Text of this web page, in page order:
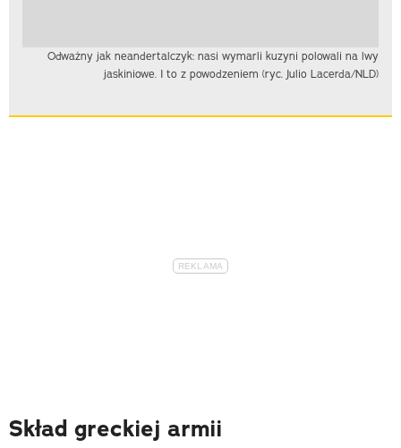
Odważny jak neandertalczyk: nasi wymarli kuzyni polowali na lwy
jaskiniowe. I to z powodzeniem (ryc. Julio Lacerda/NLD)
Skład greckiej armii